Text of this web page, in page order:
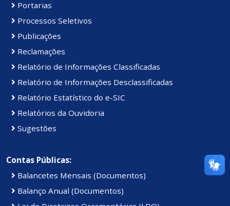
Portarias
Processos Seletivos
Publicações
Reclamações
Relatório de Informações Classificadas
Relatório de Informações Desclassificadas
Relatório Estatístico do e-SIC
Relatórios da Ouvidoria
Sugestões
Contas Públicas:
Balancetes Mensais (Documentos)
Balanço Anual (Documentos)